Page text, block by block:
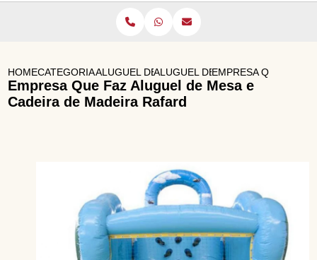
HOMECATEGORIASALUGUEL DE MESAS E CADEIRAS PARA
ALUGUEL DE MESA E CADEIRA
EMPRESA QUE FAZ
Empresa Que Faz Aluguel de Mesa e
Cadeira de Madeira Rafard